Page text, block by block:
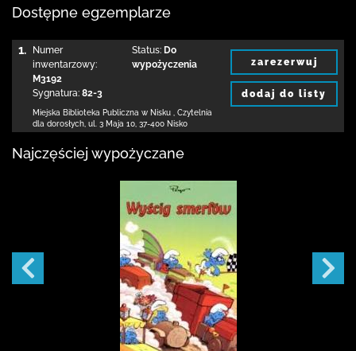
Dostępne egzemplarze
1.
Numer
inwentarzowy:
M3192
Sygnatura: 82-3
Status: Do
wypożyczenia
Miejska Biblioteka Publiczna w Nisku
Czytelnia
dla dorosłych, ul. 3 Maja 10 37-400 Nisko
zarezerwuj
dodaj do listy
Najczęściej wypożyczane